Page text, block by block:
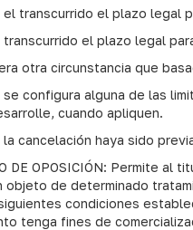
el transcurrido el plazo
transcurrido el plazo legal
otra circunstancia que
se configura alguna de las
cuando apliquen.
la cancelación haya sido
DE OPOSICIÓN: Permite
objeto de determinado
condiciones
tenga fines de